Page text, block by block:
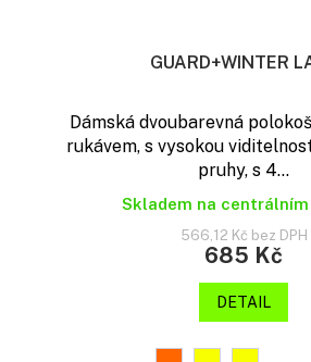
GUARD+WINTER
Dámská dvoubarevná
rukávem, s vysokou
pruhy, s 4...
Skladem na
566,12 Kč bez DPH
685 Kč
DETAIL